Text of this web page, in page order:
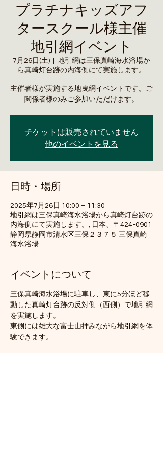
プラチナキッズアフ
タースクール様主催
地引網イベント
7月26日(土)
地引網は三保真崎海水浴場か
ら真崎灯台跡の内海側にて実施します。
主催者様が実施する地曳網イベントです。ご
関係者様のみご参加いただけます。
チケットは販売されていません
他のイベントを見る
日時・場所
2025年7月26日 10:00 – 11:30
地引網は三保真崎海水浴場から真崎灯台跡の
内海側にて実施します。, 日本、〒424-0901
静岡県静岡市清水区三保２３７５ 三保真崎
海水浴場
イベントについて
三保真崎海水浴場に駐車し、東に5分ほど移
動した真崎灯台跡の反対側（西側）で地引網
を実施します。
東側には雄大な富士山拝みながら地引網を体
験できます。